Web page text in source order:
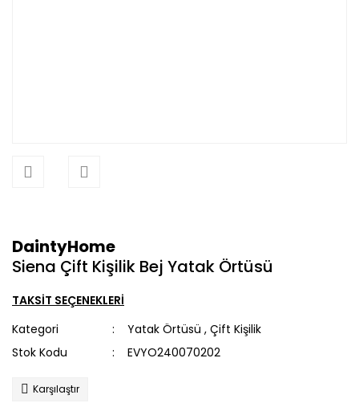
DaintyHome
Siena Çift Kişilik Bej Yatak Örtüsü
TAKSİT SEÇENEKLERİ
Kategori
Yatak Örtüsü ,Çift Kişilik
Stok Kodu
EVYO240070202
Karşılaştır